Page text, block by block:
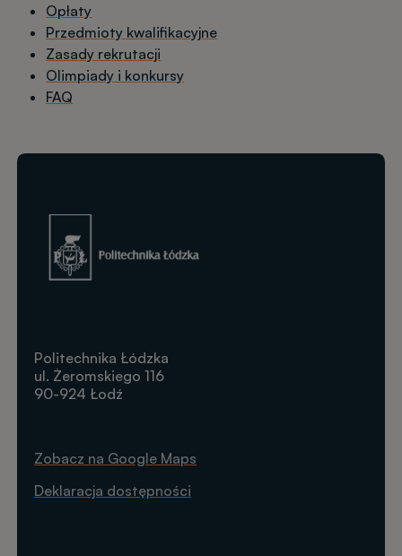
Opłaty
Przedmioty kwalifikacyjne
Zasady rekrutacji
Olimpiady i konkursy
FAQ
Obraz
Politechnika Łódzka
ul. Żeromskiego 116
90-924 Łodź
Zobacz na Google Maps
Deklaracja dostępności